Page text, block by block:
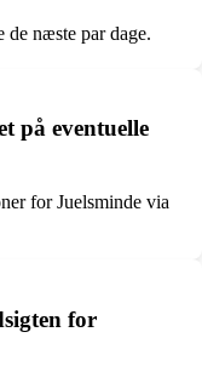
næste par dage.
på eventuelle
for Juelsminde via
for